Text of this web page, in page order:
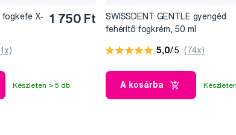
fogkefe X-
1 750 Ft
Készleten > 5 db
SWISSDENT GENTLE gyengéd
fehérítő fogkrém, 50 ml
5,0/5 (74x)
A kosárba